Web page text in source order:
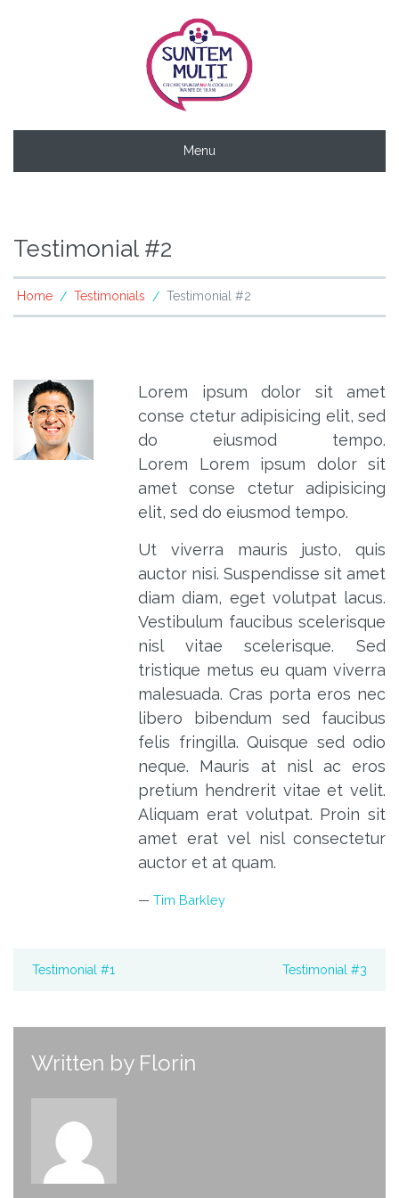
Menu
Testimonial #2
Home / Testimonials / Testimonial #2
Lorem ipsum dolor sit amet
conse ctetur adipisicing elit, sed
do eiusmod tempo.
Lorem Lorem ipsum dolor sit
amet conse ctetur adipisicing
elit, sed do eiusmod tempo.
Ut viverra mauris justo, quis
auctor nisi. Suspendisse sit amet
diam diam, eget volutpat lacus.
Vestibulum faucibus scelerisque
nisl vitae scelerisque. Sed
tristique metus eu quam viverra
malesuada. Cras porta eros nec
libero bibendum sed faucibus
felis fringilla. Quisque sed odio
neque. Mauris at nisl ac eros
pretium hendrerit vitae et velit.
Aliquam erat volutpat. Proin sit
amet erat vel nisl consectetur
auctor et at quam.
Tim Barkley
Testimonial #1 Testimonial #3
Written by Florin